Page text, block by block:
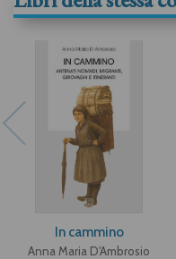
In cammino
Anna Maria D'Ambrosio